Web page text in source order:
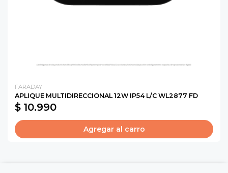
FARADAY
APLIQUE MULTIDIRECCIONAL 12W IP54 L/C WL2877 FD
$ 10.990
Agregar al carro